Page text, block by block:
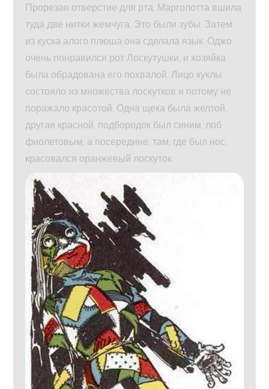
Прорезав отверстие для рта, Марголотта вшила
туда две нитки жемчуга. Это были зубы. Затем
из куска алого плюша она сделала язык. Оджо
очень понравился рот Лоскутушки, и хозяйка
была обрадована его похвалой. Лицо куклы
состояло из множества лоскутков и потому не
поражало красотой. Одна щека была желтой,
другая красной, подбородок был синим, лоб
фиолетовым, а посередине, там, где был нос,
красовался оранжевый лоскуток.